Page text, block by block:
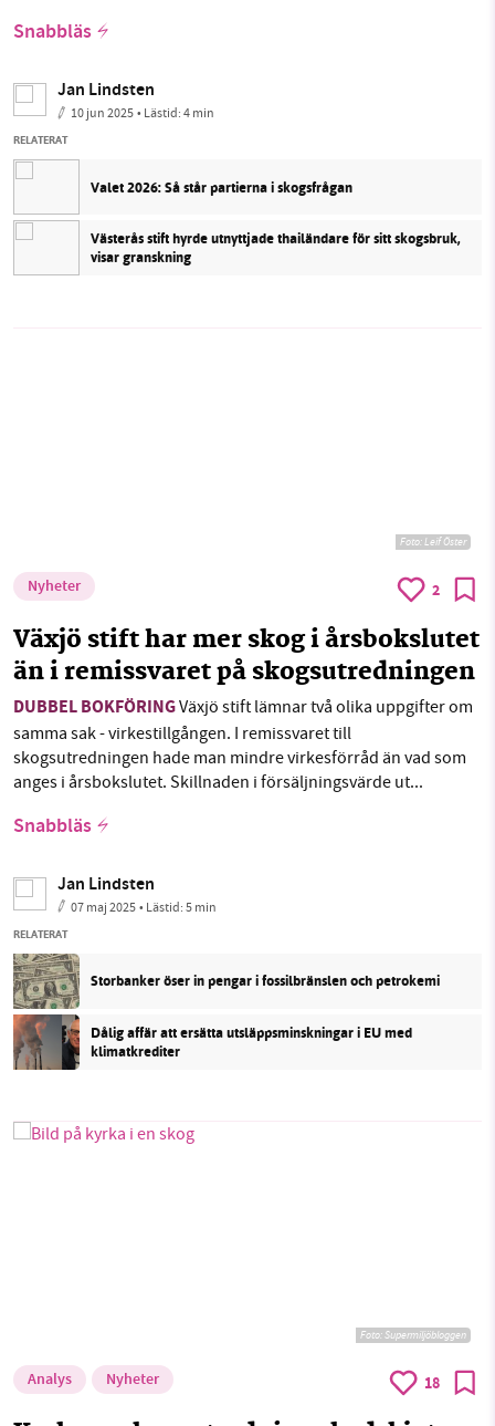
Snabbläs
Jan Lindsten
10 jun 2025• Lästid:4 min
RELATERAT
Valet 2026: Så står partierna i skogsfrågan
Västerås stift hyrde utnyttjade thailändare för sitt skogsbruk,
visar granskning
Foto: Leif Öster
Nyheter 2
Växjö stift har mer skog i årsbokslutet
än i remissvaret på skogsutredningen
DUBBEL BOKFÖRINGVäxjö stift lämnar två olika uppgifter om
samma sak - virkestillgången. I remissvaret till
skogsutredningen hade man mindre virkesförråd än vad som
anges i årsbokslutet. Skillnaden i försäljningsvärde ut...
Snabbläs
Jan Lindsten
07 maj 2025• Lästid:5 min
RELATERAT
Storbanker öser in pengar i fossilbränslen och petrokemi
Dålig affär att ersätta utsläppsminskningar i EU med
klimatkrediter
Foto: Supermiljöbloggen
Analys Nyheter 18